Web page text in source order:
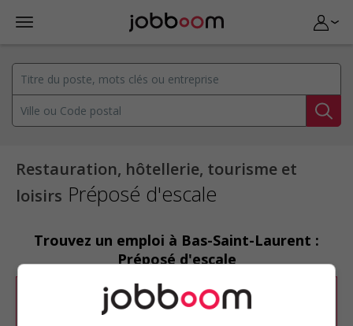
Restauration, hôtellerie, tourisme et
loisirs Préposé d'escale
Trouvez un emploi à Bas-Saint-Laurent :
Préposé d'escale
Désolé, cette recherche n'a produit aucun
résultat.